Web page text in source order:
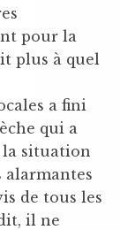
pour la
plus à quel
a fini
qui a
la situation
alarmantes
de tous les
il ne